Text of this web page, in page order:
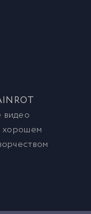
видео
хорошем